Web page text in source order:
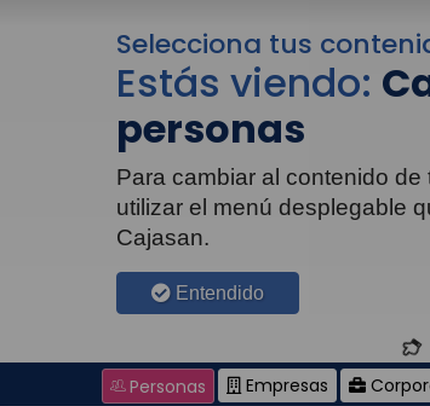
Selecciona tus
Estás viendo:
personas
Para cambiar al contenido
utilizar el menú desplegable
Cajasan.
Entendido
Personas Empresas